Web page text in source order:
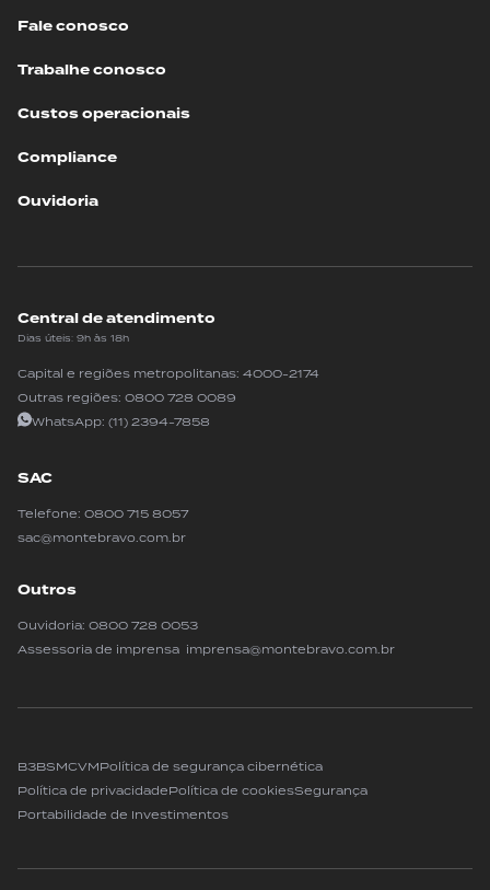
Fale conosco
Trabalhe conosco
Custos operacionais
Compliance
Ouvidoria
Central de atendimento
Dias úteis: 9h às 18h
Capital e regiões metropolitanas: 4000-2174
Outras regiões: 0800 728 0089
WhatsApp: (11) 2394-7858
SAC
Telefone: 0800 715 8057
sac@montebravo.com.br
Outros
Ouvidoria: 0800 728 0053
Assessoria de imprensa imprensa@montebravo.com.br
B3BSMCVMPolítica de segurança cibernética
Política de privacidadePolítica de cookiesSegurança
Portabilidade de Investimentos